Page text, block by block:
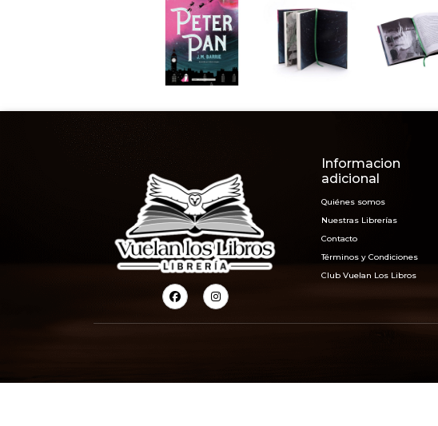
Informacion
adicional
Quiénes somos
Nuestras Librerías
Contacto
Términos y Condiciones
Club Vuelan Los Libros